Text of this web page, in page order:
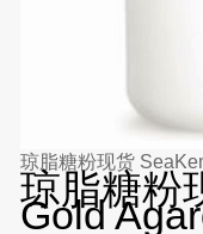
琼脂糖粉现货
琼脂糖粉
Gold